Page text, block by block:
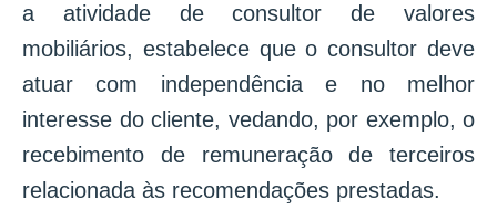
a atividade de consultor de valores
mobiliários, estabelece que o consultor deve
atuar com independência e no melhor
interesse do cliente, vedando, por exemplo, o
recebimento de remuneração de terceiros
relacionada às recomendações prestadas.